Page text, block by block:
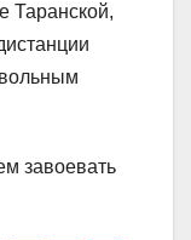
Таранской,
завоевать